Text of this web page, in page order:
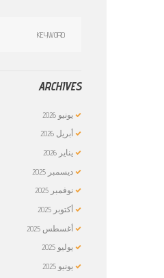
ARCHIVES
يونيو2026
أبريل2026
يناير2026
ديسمبر2025
نوفمبر2025
أكتوبر2025
أغسطس2025
يوليو2025
يونيو2025